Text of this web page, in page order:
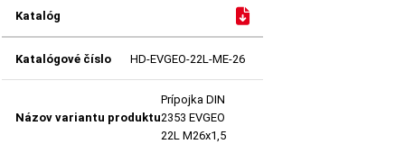
HD-EVGEO-22L-ME-26
Prípojka DIN
2353 EVGEO
22L M26x1,5